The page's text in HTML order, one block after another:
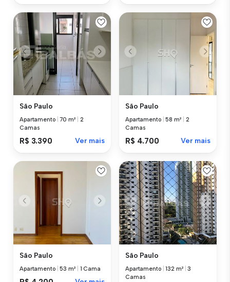
São Paulo
Apartamento |70 m²
2
Camas
R$ 3.390 Ver mais
São Paulo
Apartamento |58 m²
2
Camas
R$ 4.700 Ver mais
São Paulo
Apartamento |53 m² 1 Cama
São Paulo
Apartamento |132 m² |3
Camas